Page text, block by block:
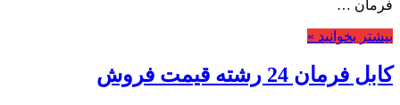
فرمان …
بیشتر بخوانید »
کابل فرمان 24 رشته قیمت فروش